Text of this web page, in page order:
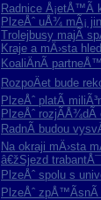
Radnice Å¡etÅ™Ã­
PlzeÅˆ uÅ¾ mÃ¡
Trolejbusy majÃ­
Kraje a mÄ›sta
KoaliÄnÃ­
RozpoÄet bude
PlzeÅˆ platÃ­
PlzeÅˆ rozjÃ­Å¾dÃ­
RadnÃ­ budou
Na okraji mÄ›sta
â€žSjezd
PlzeÅˆ spolu s
PlzeÅˆ